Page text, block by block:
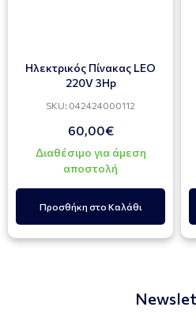
Ηλεκτρικός Πίνακας LEO
220V 3Hp
SKU: 042424000112
60,00€
Διαθέσιμο για άμεση
αποστολή
Προσθήκη στο Καλάθι